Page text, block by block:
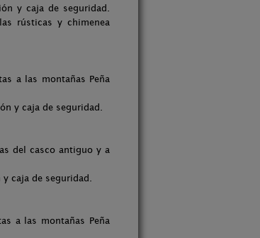
y caja de seguridad.
rústicas y chimenea
a las montañas Peña
y caja de seguridad.
del casco antiguo y a
caja de seguridad.
a las montañas Peña